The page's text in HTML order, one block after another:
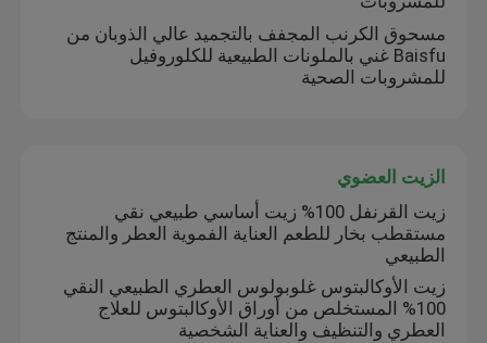
مسحوق الفاكهة
الزيت العضوي
المكونات الطبيعية لفقدان الوزن
الصباغ الطبيعي
مسحوق الكرنب المجفف بالتجميد عالي الذوبان من
Baisfu غني بالملونات الطبيعية للكلوروفيل
للمشروبات الصحية
الزيت العضوي
زيت القرنفل 100% زيت أساسي طبيعي نقي
مستقطب بخار للطعم العناية الفموية العطر والمنتج
الطبيعي
زيت الأوكالبتوس غلوبولوس العطري الطبيعي النقي
100% المستخلص من أوراق الأوكالبتوس للعلاج
العطري والتنظيف والعناية الشخصية